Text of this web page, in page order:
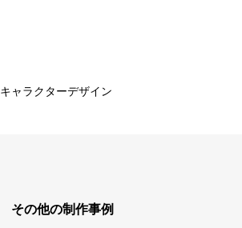
キャラクターデザイン
その他の制作事例